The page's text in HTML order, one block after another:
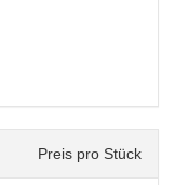
Preis pro Stück